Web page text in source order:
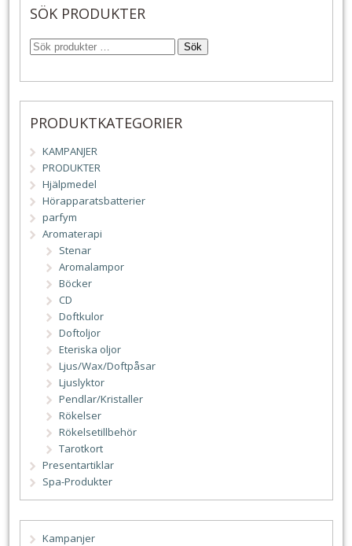
SÖK PRODUKTER
Sök
PRODUKTKATEGORIER
KAMPANJER
PRODUKTER
Hjälpmedel
Hörapparatsbatterier
parfym
Aromaterapi
Stenar
Aromalampor
Böcker
CD
Doftkulor
Doftoljor
Eteriska oljor
Ljus/Wax/Doftpåsar
Ljuslyktor
Pendlar/Kristaller
Rökelser
Rökelsetillbehör
Tarotkort
Presentartiklar
Spa-Produkter
Kampanjer